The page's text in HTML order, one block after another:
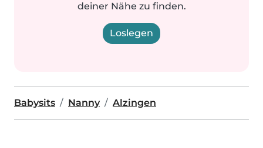
deiner Nähe zu finden.
Loslegen
Babysits Nanny Alzingen